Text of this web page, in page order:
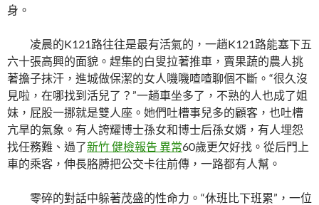
身。
凌晨的K121路往往是最有活氣的，一趟K121路能塞下五
六十張高興的面貌。趕集的白叟拉著推車，賣果蔬的農人挑
著擔子抹汗，進城做保潔的女人嘰嘰喳喳聊個不斷。“很久沒
見啦，在哪找到活兒了？”一趟車坐多了，不熟的人也成了姐
妹，屁股一挪就是雙人座。她們吐槽事兒多的顧客，也吐槽
亢旱的氣象。有人誇耀博士孫女和博士后孫女婿，有人埋怨
找任務難、過了新竹 健檢報告 異常60歲更欠好找。從后門上
車的乘客，伸長胳膊把公交卡往前傳，一路都有人幫。
零碎的對話中躲著茂盛的性命力。“休班比下班累”，一位